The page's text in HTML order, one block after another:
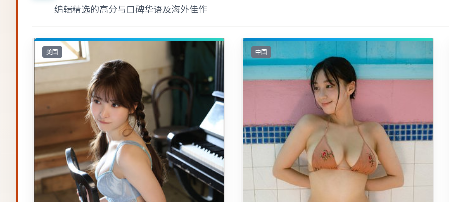
编辑精选的高分与口碑华语及海外佳作
美国 中国